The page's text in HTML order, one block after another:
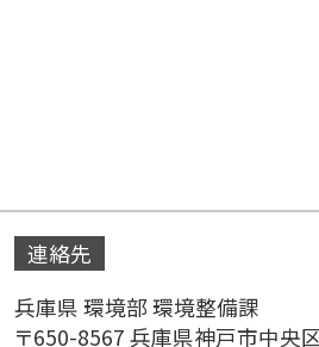
連絡先
兵庫県 環境部 環境整備課
〒650-8567 兵庫県神戸市中央